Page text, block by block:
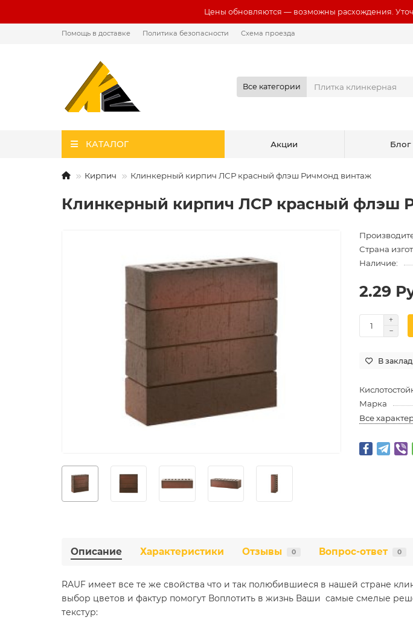
Цены обновляются — возможны расхождения.
Помощь в доставке Политика безопасности Схема проезда
Все категории
КАТАЛОГ Акции Блог
Кирпич Клинкерный кирпич ЛСР красный флэш Ричмонд винтаж
Клинкерный кирпич ЛСР красный флэш
Страна
Наличие:
2.29
В
Марка
Все
Описание Характеристики Отзывы 0 Вопрос-ответ 0
RAUF имеет все те же свойства что и так полюбившиеся в нашей стране
выбор цветов и фактур помогут Воплотить в жизнь Ваши самые смелые
текстур: